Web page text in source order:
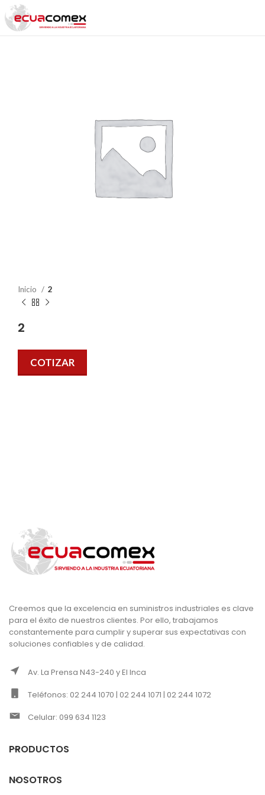
Inicio 2
2
COTIZAR
Creemos que la excelencia en suministros industriales es clave
para el éxito de nuestros clientes. Por ello, trabajamos
constantemente para cumplir y superar sus expectativas con
soluciones confiables y de calidad.
Av. La Prensa N43-240 y El Inca
Teléfonos: 02 244 1070 | 02 244 1071 | 02 244 1072
Celular: 099 634 1123
PRODUCTOS
NOSOTROS